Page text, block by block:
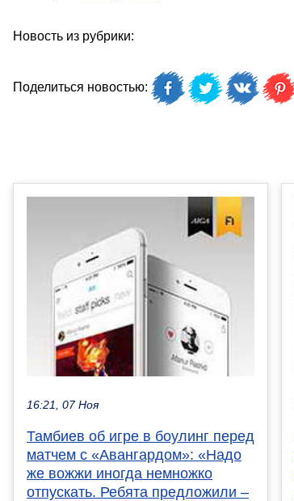
Новость из рубрики:
Поделиться новостью:
16:21, 07 Ноя
Тамбиев об игре в боулинг перед
матчем с «Авангардом»: «Надо
же вожжи иногда немножко
отпускать. Ребята предложили –